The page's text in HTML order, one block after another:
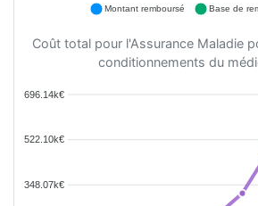
Montant remboursé Base de
Coût total pour l'Assurance Maladie
conditionnements du
696.14k€
522.10k€
348.07k€